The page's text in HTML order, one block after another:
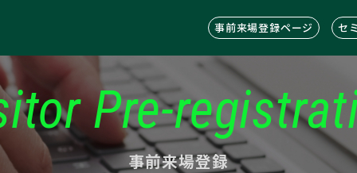
事前来場登録ページ セ
Pre-
事前来場登録